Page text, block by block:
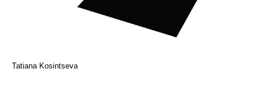
Tatiana Kosintseva